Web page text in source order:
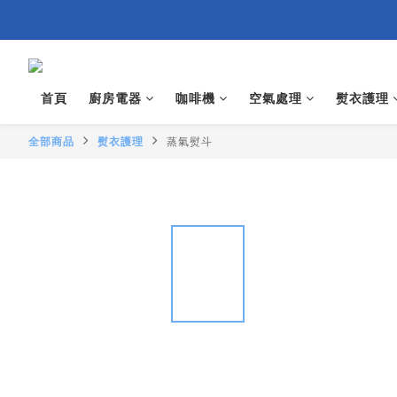
首頁 廚房電器 咖啡機 空氣處理 熨衣護理
全部商品 熨衣護理 蒸氣熨斗